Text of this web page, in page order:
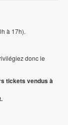
à 17h).
donc le
tickets vendus à